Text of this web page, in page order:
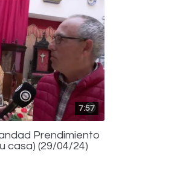
7:57
Prendimiento
casa) (29/04/24)